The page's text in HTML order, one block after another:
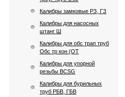
Калибры замковые РЗ, ГЗ
Калибры для насосных
штанг Ш
Калибры для обс трап труб
Обс тр кон (ОТ
Калибры для упорной
резьбы BCSG
Калибры для бурильных
труб РБВ, ГБВ